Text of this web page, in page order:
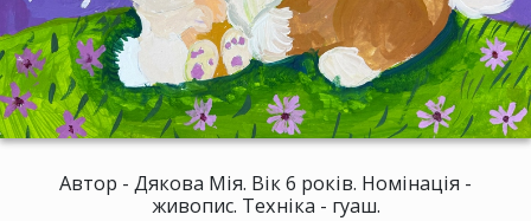
Автор - Дякова Мія. Вік 6 років. Номінація -
живопис. Техніка - гуаш.